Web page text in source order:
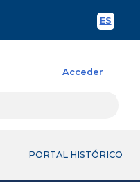
ES
Acceder
PORTAL HISTÓRICO